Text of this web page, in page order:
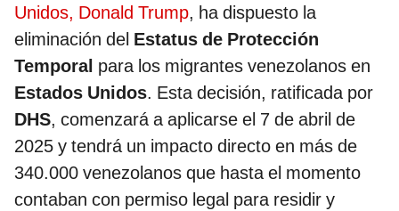
Unidos, Donald Trump, ha dispuesto la
eliminación del Estatus de Protección
Temporal para los migrantes venezolanos en
Estados Unidos. Esta decisión, ratificada por
DHS, comenzará a aplicarse el 7 de abril de
2025 y tendrá un impacto directo en más de
340.000 venezolanos que hasta el momento
contaban con permiso legal para residir y